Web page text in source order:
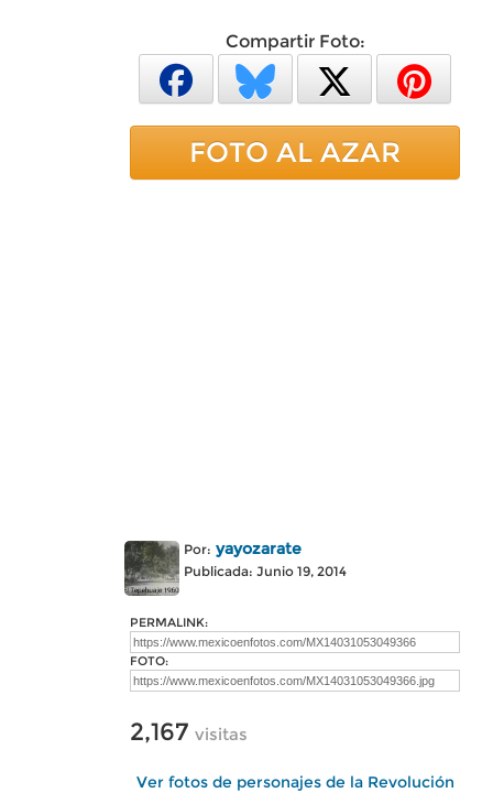
Compartir Foto:
FOTO AL AZAR
Por: yayozarate
Publicada: Junio 19, 2014
PERMALINK:
FOTO:
2,167 visitas
Ver fotos de personajes de la Revolución